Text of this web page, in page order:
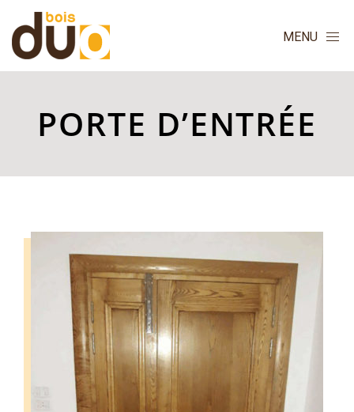
MENU
PORTE D’ENTRÉE